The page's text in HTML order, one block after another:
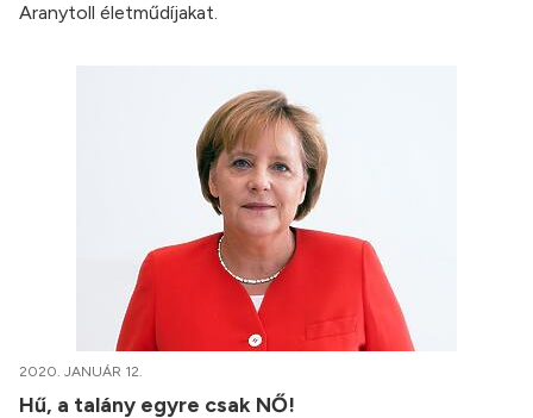
Aranytoll életműdíjakat.
2020. JANUÁR 12.
Hű, a talány egyre csak NŐ!